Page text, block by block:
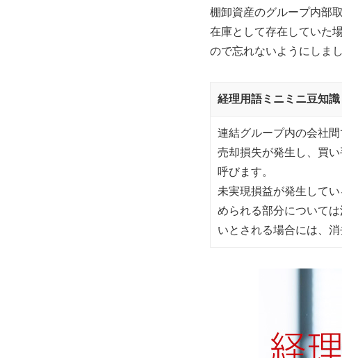
棚卸資産のグループ内部
在庫として存在していた
ので忘れないようにしまし
経理用語ミニミニ豆知識
連結グループ内の会社
売却損失が発生し、買
呼びます。
未実現損益が発生して
められる部分について
いとされる場合には、